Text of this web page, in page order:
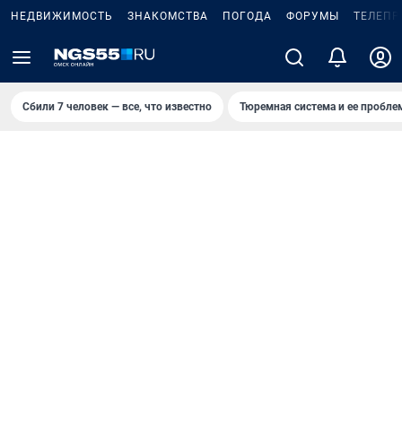
НЕДВИЖИМОСТЬ ЗНАКОМСТВА ПОГОДА ФОРУМЫ
Сбили 7 человек — все, что известно Тюремная система и ее